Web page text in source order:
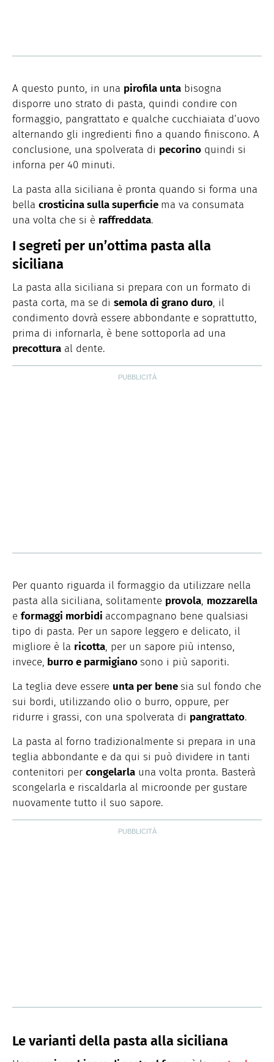
A questo punto, in una pirofila unta bisogna
disporre uno strato di pasta, quindi condire con
formaggio, pangrattato e qualche cucchiaiata d’uovo
alternando gli ingredienti fino a quando finiscono. A
conclusione, una spolverata di pecorino quindi si
inforna per 40 minuti.
La pasta alla siciliana è pronta quando si forma una
bella crosticina sulla superficie ma va consumata
una volta che si è raffreddata.
I segreti per un’ottima pasta alla
siciliana
La pasta alla siciliana si prepara con un formato di
pasta corta, ma se di semola di grano duro, il
condimento dovrà essere abbondante e soprattutto,
prima di infornarla, è bene sottoporla ad una
precottura al dente.
Per quanto riguarda il formaggio da utilizzare nella
pasta alla siciliana, solitamente provola, mozzarella
e formaggi morbidi accompagnano bene qualsiasi
tipo di pasta. Per un sapore leggero e delicato, il
migliore è la ricotta, per un sapore più intenso,
invece, burro e parmigianosono i più saporiti.
La teglia deve essere unta per benesia sul fondo che
sui bordi, utilizzando olio o burro, oppure, per
ridurre i grassi, con una spolverata di pangrattato.
La pasta al forno tradizionalmente si prepara in una
teglia abbondante e da qui si può dividere in tanti
contenitori per congelarla una volta pronta. Basterà
scongelarla e riscaldarla al microonde per gustare
nuovamente tutto il suo sapore.
Le varianti della pasta alla siciliana